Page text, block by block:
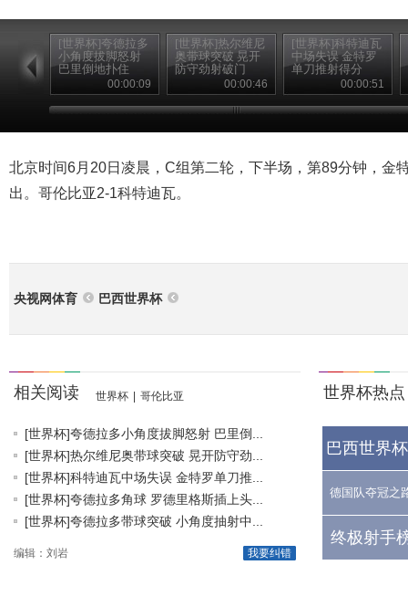
[世界杯]夸德拉多
小角度拔脚怒射
巴里倒地扑住
00:00:09
[世界杯]热尔维尼
奥带球突破 晃开
防守劲射破门
00:00:46
[世界杯]科特迪瓦
中场失误 金特罗
单刀推射得分
00:00:51
北京时间6月20日凌晨，C组第二轮，下半场，第89分钟，金
出。哥伦比亚2-1科特迪瓦。
央视网体育 巴西世界杯
相关阅读 世界杯 哥伦比亚
[世界杯]夸德拉多小角度拔脚怒射 巴里倒...
[世界杯]热尔维尼奥带球突破 晃开防守劲...
[世界杯]科特迪瓦中场失误 金特罗单刀推...
[世界杯]夸德拉多角球 罗德里格斯插上头...
[世界杯]夸德拉多带球突破 小角度抽射中...
我要纠错
编辑：刘岩
世界杯热点
巴西世界
德国队夺冠之
终极射手